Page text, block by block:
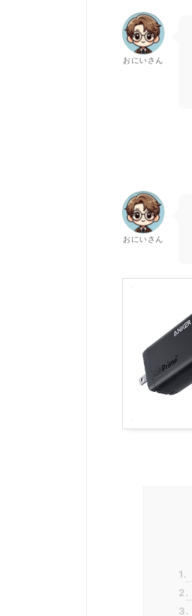
おにいさん
おにいさん
1.
2.
3.